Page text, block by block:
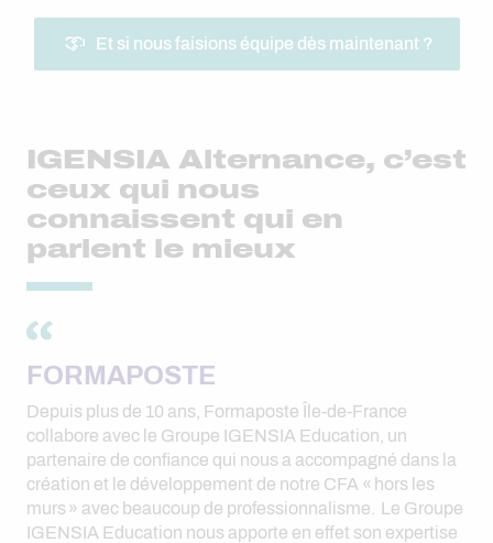
Et si nous faisions équipe dès maintenant ?
IGENSIA Alternance, c’est
ceux qui nous
connaissent qui en
parlent le mieux
FORMAPOSTE
Depuis plus de 10 ans, Formaposte Île-de-France
collabore avec le Groupe IGENSIA Education, un
partenaire de confiance qui nous a accompagné dans la
création et le développement de notre CFA « hors les
murs » avec beaucoup de professionnalisme. Le Groupe
IGENSIA Education nous apporte en effet son expertise